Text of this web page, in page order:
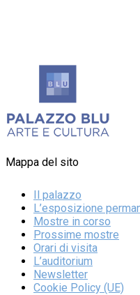
Mappa del sito
Il palazzo
L’esposizione
Mostre in corso
Prossime mostre
Orari di visita
L’auditorium
Newsletter
Cookie Policy (UE)